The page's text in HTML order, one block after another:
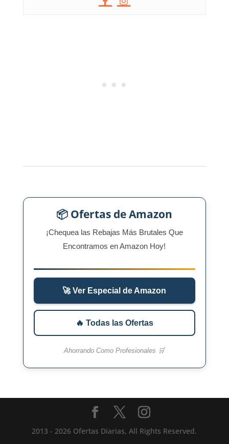
📦 Ofertas de Amazon
¡Chequea las Rebajas Más Brutales Que
Encontramos en Amazon Hoy!
🚀 Ver Especial de Amazon
🔥 Todas las Ofertas
Ahorrando Como Profesionales 🛒
2013 - 2026 Ofertas Diarias, All Rights Reserved.